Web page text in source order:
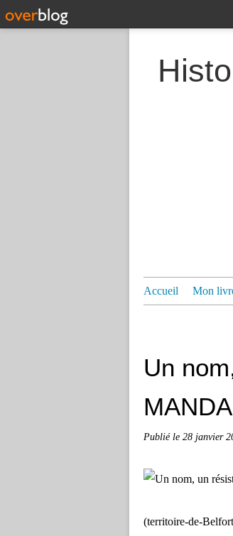
Accueil Mon
Un
Publié le 28 janvier
(territoire-de-